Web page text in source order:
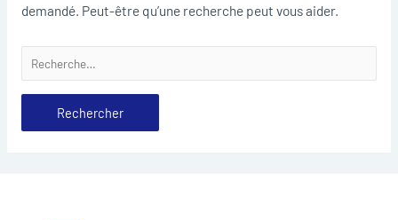
demandé. Peut-être qu’une recherche peut vous aider.